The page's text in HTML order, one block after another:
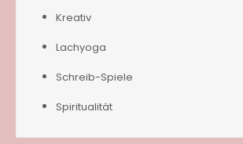
Kreativ
Lachyoga
Schreib-Spiele
Spiritualität